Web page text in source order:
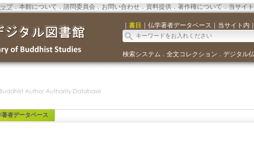
プ．本館について．諮問委員会． お問い合わせ． 資料提供．著作権について．当サイ
｜ 書目 ｜ 仏学著者データベース ｜ 当サイト内 ｜
検索システム ． 全文コレクション ． デジタル
著者データベース